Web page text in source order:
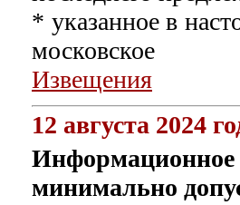
* указанное в
московское
Извещения
12 августа 2024
Информационное
минимально